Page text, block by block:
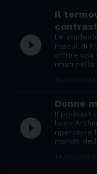
play_circle_filled
Il
Le
Pascal di
offrire una
rifiuti nella
play_circle_filled
Donne
II podcast
liceo
ripercorre
mondo